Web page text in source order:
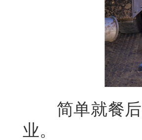
简单就餐后
业。